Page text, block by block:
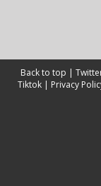
Back to top |
Tiktok | Privacy